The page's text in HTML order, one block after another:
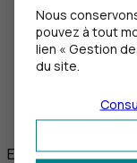
Montants
montants
besoins, été
saison
une gestion
En savoir plus sur
Nous
pouvez à tout
lien « Gestion
du site.